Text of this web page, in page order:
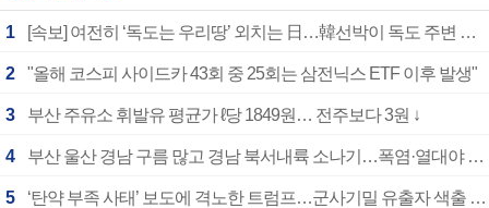
1 [속보] 여전히 ‘독도는 우리땅’ 외치는 日…韓선박이 독도 주변 해양조사 활동하자 반발
2 "올해 코스피 사이드카 43회 중 25회는 삼전닉스 ETF 이후 발생"
3 부산 주유소 휘발유 평균가 ℓ당 1849원… 전주보다 3원 ↓
4 부산 울산 경남 구름 많고 경남 북서내륙 소나기…폭염·열대야 계속
5 ‘탄약 부족 사태’ 보도에 격노한 트럼프…군사기밀 유출자 색출 지시